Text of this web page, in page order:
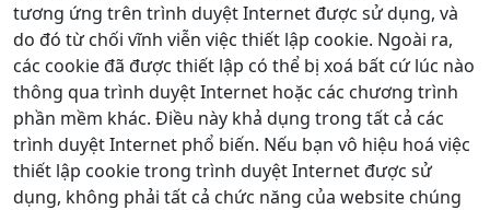
tương ứng trên trình duyệt Internet được sử dụng, và
do đó từ chối vĩnh viễn việc thiết lập cookie. Ngoài ra,
các cookie đã được thiết lập có thể bị xoá bất cứ lúc nào
thông qua trình duyệt Internet hoặc các chương trình
phần mềm khác. Điều này khả dụng trong tất cả các
trình duyệt Internet phổ biến. Nếu bạn vô hiệu hoá việc
thiết lập cookie trong trình duyệt Internet được sử
dụng, không phải tất cả chức năng của website chúng